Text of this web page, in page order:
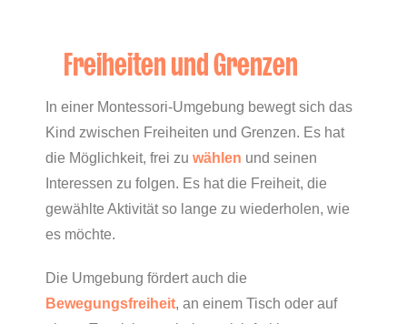
Freiheiten und Grenzen
In einer Montessori-Umgebung bewegt sich das
Kind zwischen Freiheiten und Grenzen. Es hat
die Möglichkeit, frei zu wählen und seinen
Interessen zu folgen. Es hat die Freiheit, die
gewählte Aktivität so lange zu wiederholen, wie
es möchte.
Die Umgebung fördert auch die
Bewegungsfreiheit, an einem Tisch oder auf